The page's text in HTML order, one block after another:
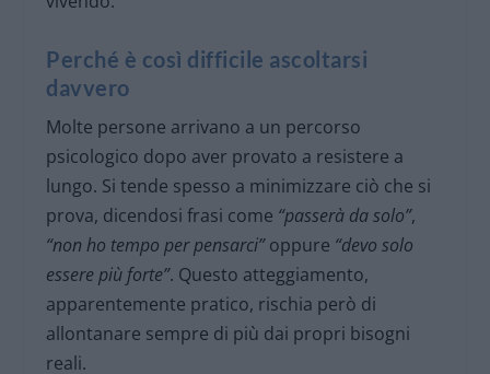
Perché è così difficile ascoltarsi
davvero
Molte persone arrivano a un percorso
psicologico dopo aver provato a resistere a
lungo. Si tende spesso a minimizzare ciò che si
prova, dicendosi frasi come “passerà da solo”,
“non ho tempo per pensarci”oppure “devo solo
essere più forte”. Questo atteggiamento,
apparentemente pratico, rischia però di
allontanare sempre di più dai propri bisogni
reali.